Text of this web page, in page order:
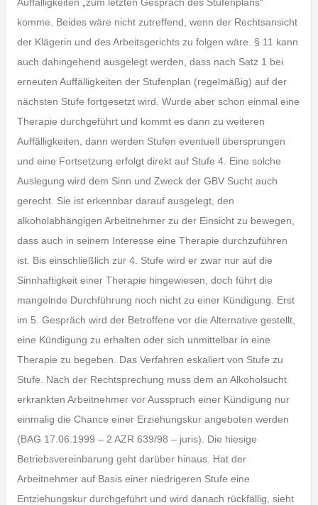
komme. Beides wäre nicht zutreffend, wenn der Rechtsansicht
der Klägerin und des Arbeitsgerichts zu folgen wäre. § 11 kann
auch dahingehend ausgelegt werden, dass nach Satz 1 bei
erneuten Auffälligkeiten der Stufenplan (regelmäßig) auf der
nächsten Stufe fortgesetzt wird. Wurde aber schon einmal eine
Therapie durchgeführt und kommt es dann zu weiteren
Auffälligkeiten, dann werden Stufen eventuell übersprungen
und eine Fortsetzung erfolgt direkt auf Stufe 4. Eine solche
Auslegung wird dem Sinn und Zweck der GBV Sucht auch
gerecht. Sie ist erkennbar darauf ausgelegt, den
alkoholabhängigen Arbeitnehmer zu der Einsicht zu bewegen,
dass auch in seinem Interesse eine Therapie durchzuführen
ist. Bis einschließlich zur 4. Stufe wird er zwar nur auf die
Sinnhaftigkeit einer Therapie hingewiesen, doch führt die
mangelnde Durchführung noch nicht zu einer Kündigung. Erst
im 5. Gespräch wird der Betroffene vor die Alternative gestellt,
eine Kündigung zu erhalten oder sich unmittelbar in eine
Therapie zu begeben. Das Verfahren eskaliert von Stufe zu
Stufe. Nach der Rechtsprechung muss dem an Alkoholsucht
erkrankten Arbeitnehmer vor Ausspruch einer Kündigung nur
einmalig die Chance einer Erziehungskur angeboten werden
(BAG 17.06.1999 – 2 AZR 639/98 – juris). Die hiesige
Betriebsvereinbarung geht darüber hinaus. Hat der
Arbeitnehmer auf Basis einer niedrigeren Stufe eine
Entziehungskur durchgeführt und wird danach rückfällig, sieht